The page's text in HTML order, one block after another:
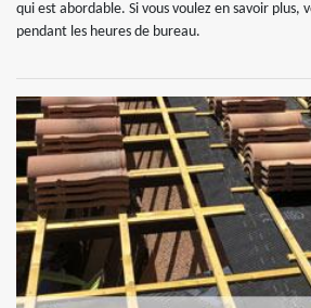
qui est abordable. Si vous voulez en savoir plus,
pendant les heures de bureau.